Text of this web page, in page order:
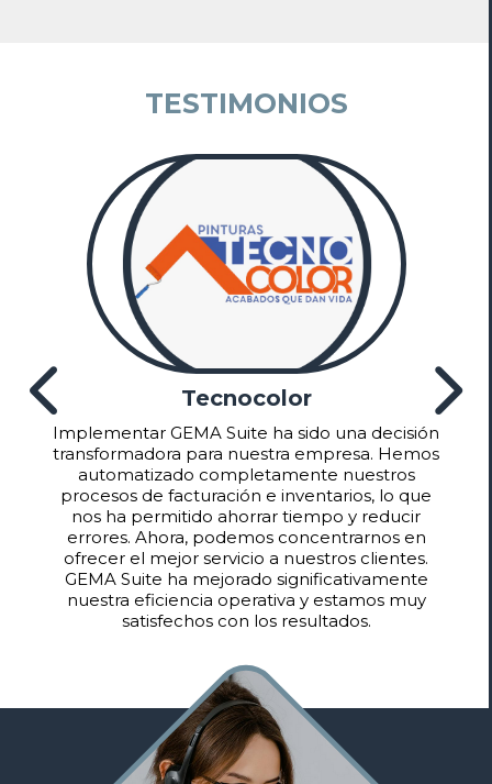
TESTIMONIOS
Nero Ingeniería
Gracias a GEMA Suite, nuestra empresa ha
dado un gran paso hacia la modernización. La
información detallada y en tiempo real sobre
ventas y salidas nos ha permitido tomar
decisiones informadas y estratégicas. La
capacidad de analizar datos con precisión ha
optimizado nuestros proyectos de
construcción y remodelación. Sin duda, GEMA
Suite es una herramienta esencial para
nuestro crecimiento.